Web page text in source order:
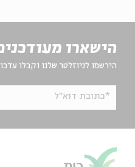
הישארו
הירשמו לניוזלטר שלנו וקבלו
*כתובת דוא"ל